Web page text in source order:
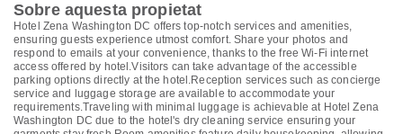
Sobre aquesta propietat
Hotel Zena Washington DC offers top-notch services and amenities,
ensuring guests experience utmost comfort. Share your photos and
respond to emails at your convenience, thanks to the free Wi-Fi internet
access offered by hotel.Visitors can take advantage of the accessible
parking options directly at the hotel.Reception services such as concierge
service and luggage storage are available to accommodate your
requirements.Traveling with minimal luggage is achievable at Hotel Zena
Washington DC due to the hotel's dry cleaning service ensuring your